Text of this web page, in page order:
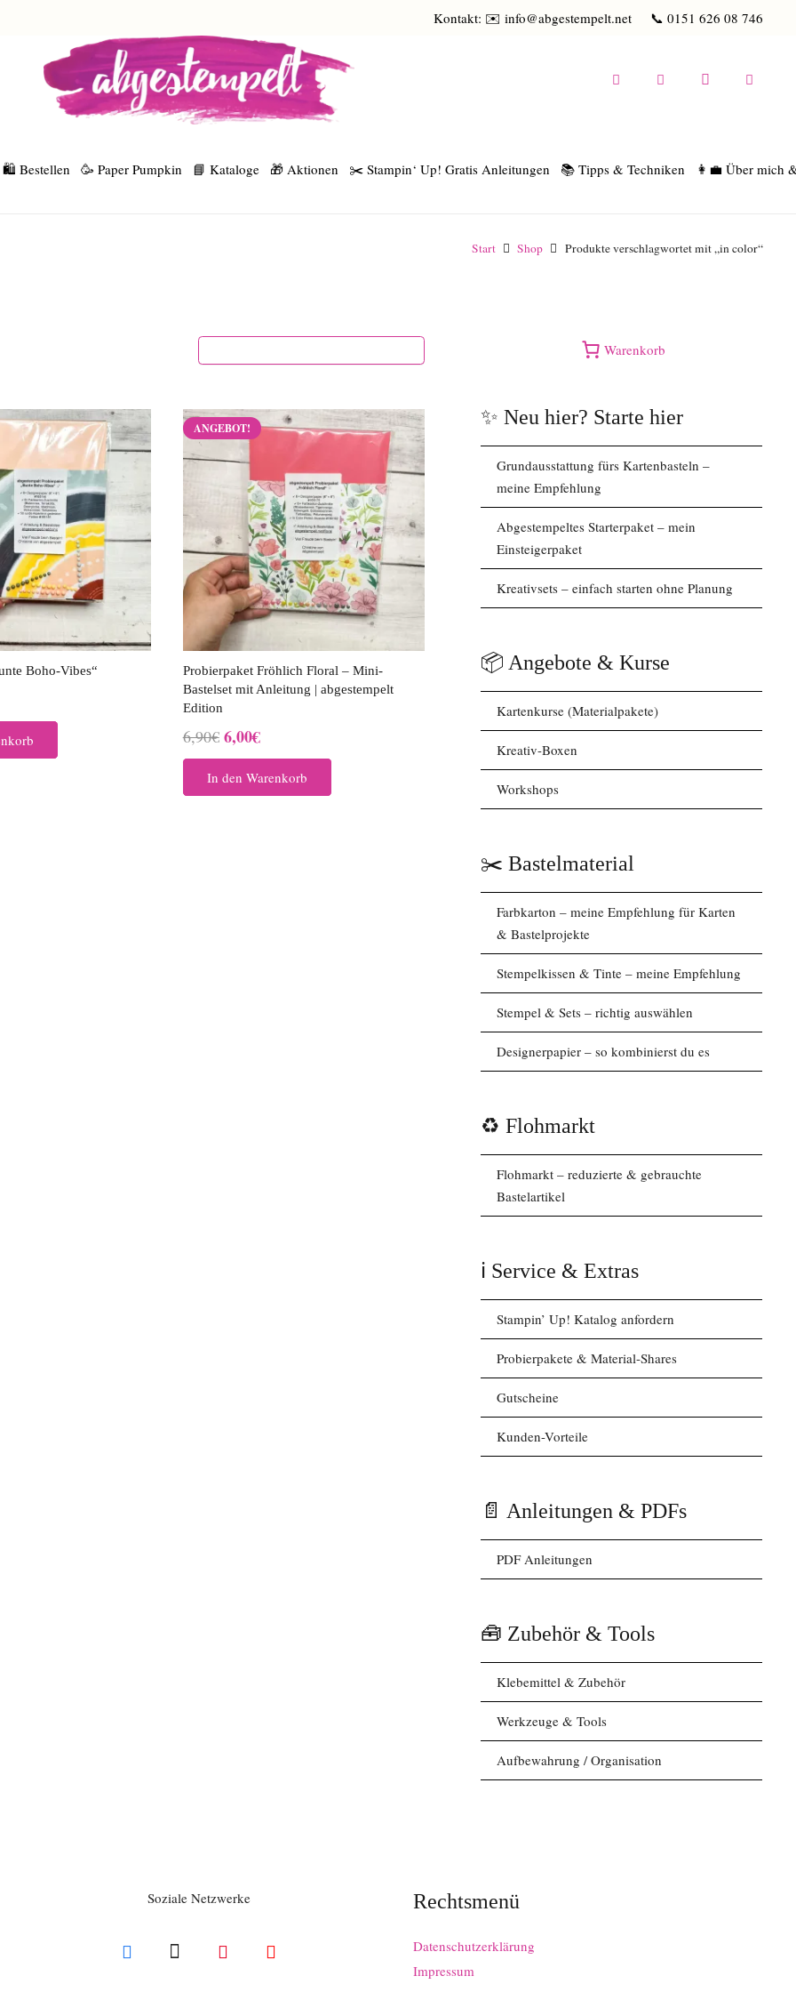
Kontakt: ✉️ info@abgestempelt.net 📞 0151 626 08 746
🛍️ Bestellen 🥳 Paper Pumpkin 📘 Kataloge 🎁 Aktionen ✂️ Stampin‘ Up! Gratis Anleitungen 📚 Tipps & Techniken 👩‍💼 Über mich
Start Shop Produkte verschlagwortet mit „in color“
Boho-Vibes“
ANGEBOT!
Probierpaket Fröhlich Floral – Mini-
Bastelset mit Anleitung | abgestempelt
Edition
6,90€ Ursprünglicher
Preis
war:
6,90€
6,00€Aktueller
Preis
ist:
6,00€.
In den Warenkorb
Warenkorb
✨ Neu hier? Starte hier
Grundausstattung fürs Kartenbasteln –
meine Empfehlung
Abgestempeltes Starterpaket – mein
Einsteigerpaket
Kreativsets – einfach starten ohne Planung
📦 Angebote & Kurse
Kartenkurse (Materialpakete)
Kreativ-Boxen
Workshops
✂️ Bastelmaterial
Farbkarton – meine Empfehlung für Karten
& Bastelprojekte
Stempelkissen & Tinte – meine Empfehlung
Stempel & Sets – richtig auswählen
Designerpapier – so kombinierst du es
♻️ Flohmarkt
Flohmarkt – reduzierte & gebrauchte
Bastelartikel
ℹ️ Service & Extras
Stampin’ Up! Katalog anfordern
Probierpakete & Material-Shares
Gutscheine
Kunden-Vorteile
📄 Anleitungen & PDFs
PDF Anleitungen
🧰 Zubehör & Tools
Klebemittel & Zubehör
Werkzeuge & Tools
Aufbewahrung / Organisation
Soziale Netzwerke Rechtsmenü
Datenschutzerklärung
Impressum